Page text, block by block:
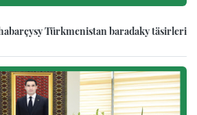
Türkmenistan baradaky täsirleri